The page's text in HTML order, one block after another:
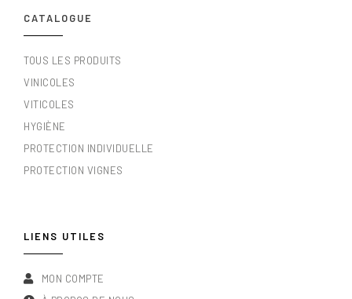
CATALOGUE
TOUS LES PRODUITS
VINICOLES
VITICOLES
HYGIÈNE
PROTECTION INDIVIDUELLE
PROTECTION VIGNES
LIENS UTILES
MON COMPTE